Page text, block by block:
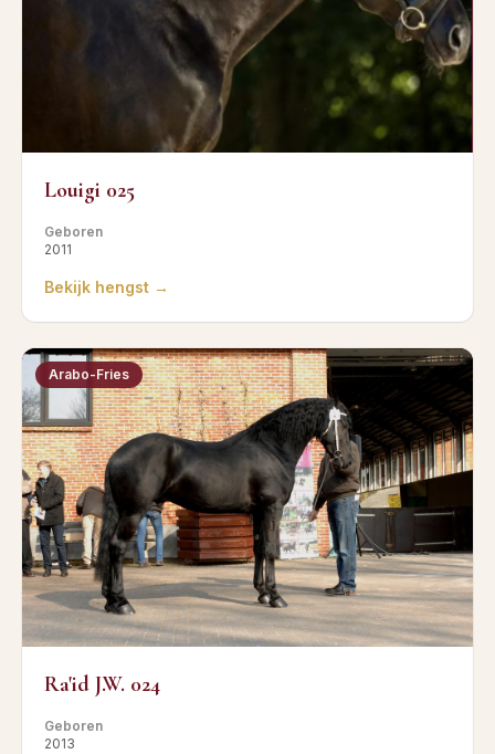
Louigi 025
Geboren
2011
Bekijk hengst →
Arabo-Fries
Ra'id J.W. 024
Geboren
2013